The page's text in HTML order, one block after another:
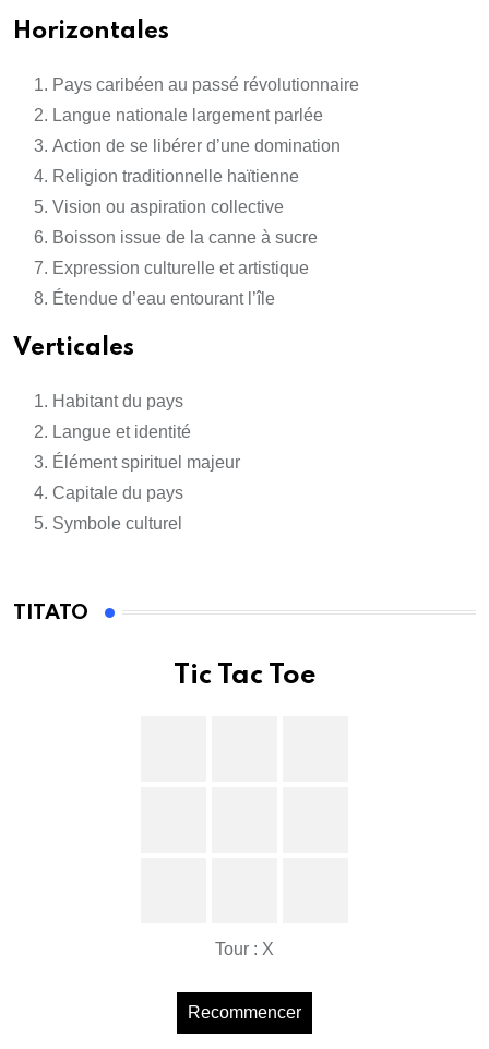
Horizontales
Pays caribéen au passé révolutionnaire
Langue nationale largement parlée
Action de se libérer d’une domination
Religion traditionnelle haïtienne
Vision ou aspiration collective
Boisson issue de la canne à sucre
Expression culturelle et artistique
Étendue d’eau entourant l’île
Verticales
Habitant du pays
Langue et identité
Élément spirituel majeur
Capitale du pays
Symbole culturel
TITATO
Tic Tac Toe
Tour : X
Recommencer